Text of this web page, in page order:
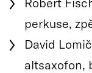
perkuse,
David
altsaxofon,